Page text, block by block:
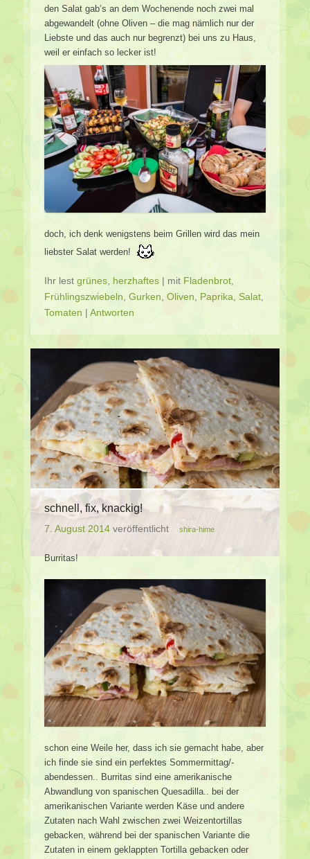
den Salat gab’s an dem Wochenende noch zwei mal
abgewandelt (ohne Oliven – die mag nämlich nur der
Liebste und das auch nur begrenzt) bei uns zu Haus,
weil er einfach so lecker ist!
doch, ich denk wenigstens beim Grillen wird das mein
liebster Salat werden!
Ihr lest grünes herzhaftes | mit Fladenbrot
Frühlingszwiebeln Gurken Oliven Paprika Salat
Tomaten | Antworten
schnell, fix, knackig!
7. August 2014 veröffentlicht shira-hime
Burritas!
schon eine Weile her, dass ich sie gemacht habe, aber
ich finde sie sind ein perfektes Sommermittag/-
abendessen.. Burritas sind eine amerikanische
Abwandlung von spanischen Quesadilla.. bei der
amerikanischen Variante werden Käse und andere
Zutaten nach Wahl zwischen zwei Weizentortillas
gebacken, während bei der spanischen Variante die
Zutaten in einem geklappten Tortilla gebacken oder